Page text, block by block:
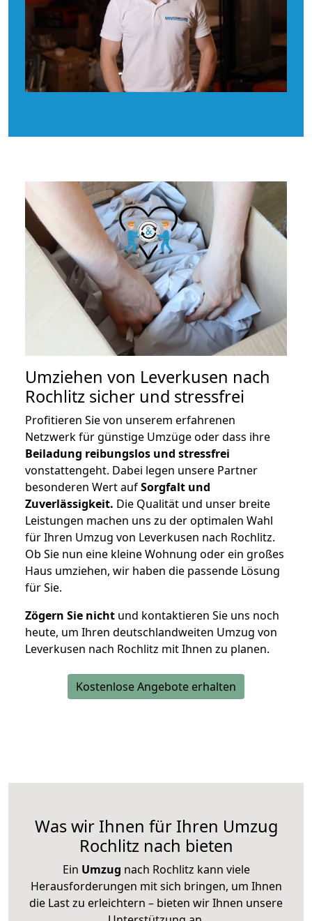
Umziehen von Leverkusen nach
Rochlitz sicher und stressfrei
Profitieren Sie von unserem erfahrenen
Netzwerk für günstige Umzüge oder dass ihre
Beiladung reibungslos und stressfrei
vonstattengeht. Dabei legen unsere Partner
besonderen Wert aufSorgfalt und
Zuverlässigkeit. Die Qualität und unser breite
Leistungen machen uns zu der optimalen Wahl
für Ihren Umzug von Leverkusen nach Rochlitz.
Ob Sie nun eine kleine Wohnung oder ein großes
Haus umziehen, wir haben die passende Lösung
für Sie.
Zögern Sie nicht und kontaktieren Sie uns noch
heute, um Ihren deutschlandweiten Umzug von
Leverkusen nach Rochlitz mit Ihnen zu planen.
Kostenlose Angebote erhalten
Was wir Ihnen für Ihren Umzug
Rochlitz nach bieten
Ein Umzug nach Rochlitz kann viele
Herausforderungen mit sich bringen, um Ihnen
die Last zu erleichtern – bieten wir Ihnen unsere